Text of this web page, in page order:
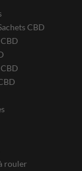
CBD
rouler